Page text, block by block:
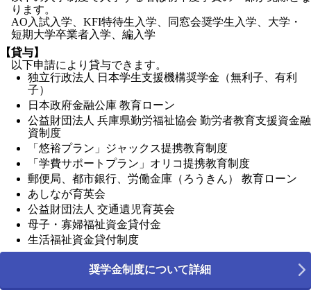
ります。
AO入試入学、KFI特待生入学、同窓会奨学生入学、大学・
短期大学卒業者入学、編入学
【貸与】
以下申請により貸与できます。
独立行政法人 日本学生支援機構奨学金（無利子、有利
子）
日本政府金融公庫 教育ローン
公益財団法人 兵庫県勤労福祉協会 勤労者教育支援資金融
資制度
「悠裕プラン」ジャックス提携教育制度
「学費サポートプラン」オリコ提携教育制度
郵便局、都市銀行、労働金庫（ろうきん） 教育ローン
あしなが育英会
公益財団法人 交通遺児育英会
母子・寡婦福祉資金貸付金
生活福祉資金貸付制度
奨学金制度について詳細